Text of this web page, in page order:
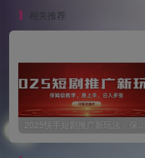
相关推荐
2025快手短剧推广新玩法，保姆级教学，日入多张，可矩阵操作